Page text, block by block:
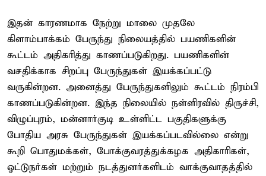
இதன் காரணமாக நேற்று மாலை முதலே
கிளாம்பாக்கம் பேருந்து நிலையத்தில் பயணிகளின்
கூட்டம் அதிகரித்து காணப்படுகிறது. பயணிகளின்
வசதிக்காக சிறப்பு பேருந்துகள் இயக்கப்பட்டு
வருகின்றன. அனைத்து பேருந்துகளிலும் கூட்டம் நிரம்பி
காணப்படுகின்றன. இந்த நிலையில் நள்ளிரவில் திருச்சி,
விழுப்புரம், மன்னார்குடி உள்ளிட்ட பகுதிகளுக்கு
போதிய அரசு பேருந்துகள் இயக்கப்படவில்லை என்று
கூறி பொதுமக்கள், போக்குவரத்துக்கழக அதிகாரிகள்,
ஓட்டுநர்கள் மற்றும் நடத்துனர்களிடம் வாக்குவாதத்தில்